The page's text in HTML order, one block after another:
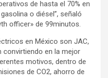
de hasta el 70% en
o diésel”, señaló
officer» de 99minutos.
en México son JAC,
convirtiendo en la mejor
motivos, dentro de
de CO2, ahorro de